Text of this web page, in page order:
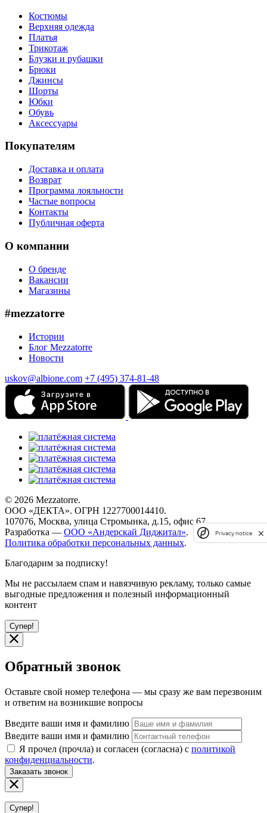
Костюмы
Верхняя одежда
Платья
Трикотаж
Блузки и рубашки
Брюки
Джинсы
Шорты
Юбки
Обувь
Аксессуары
Покупателям
Доставка и оплата
Возврат
Программа лояльности
Частые вопросы
Контакты
Публичная оферта
О компании
О бренде
Вакансии
Магазины
#mezzatorre
Истории
Блог Mezzatorre
Новости
uskov@albione.com +7 (495) 374-81-48
© 2026 Mezzatorre.
ООО «ДЕКТА». ОГРН 1227700014410.
107076, Москва, улица Стромынка, д.15, офис 67.
Разработка — ООО «Андерскай Диджитал».
Политика обработки персональных данных.
Благодарим за подписку!
Мы не рассылаем спам и навязчивую рекламу, только самые
выгодные предложения и полезный информационный
контент
Супер!
Обратный звонок
Оставьте свой номер телефона — мы сразу же вам перезвоним
и ответим на возникшие вопросы
Введите ваши имя и фамилию
Введите ваши имя и фамилию
Я прочел (прочла) и согласен (согласна) с политикой
конфиденциальности.
Заказать звонок
Супер!
Privacy notice